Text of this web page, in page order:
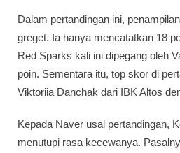
Dalam pertandingan ini,
greget. Ia hanya mencatatkan 18
Red Sparks kali ini dipegang oleh
poin. Sementara itu, top skor di
Viktoriia Danchak dari IBK Altos
Kepada Naver usai pertandingan,
menutupi rasa kecewanya.